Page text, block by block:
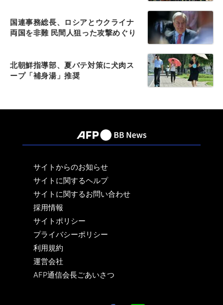
国連事務総長、ロシアとウクライナ
両国を非難 民間人狙った攻撃めぐり
北朝鮮指導部、夏バテ対策に犬肉ス
ープ「補身湯」推奨
サイトからのお知らせ
サイトに関するヘルプ
サイトに関するお問い合わせ
採用情報
サイトポリシー
プライバシーポリシー
利用規約
運営会社
AFP通信会長ごあいさつ